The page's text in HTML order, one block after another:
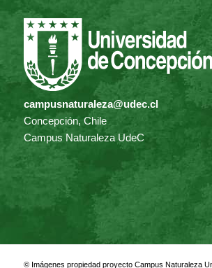
campusnaturaleza@udec.cl
Concepción, Chile
Campus Naturaleza UdeC
© Imágenes propiedad proyecto Campus Naturaleza